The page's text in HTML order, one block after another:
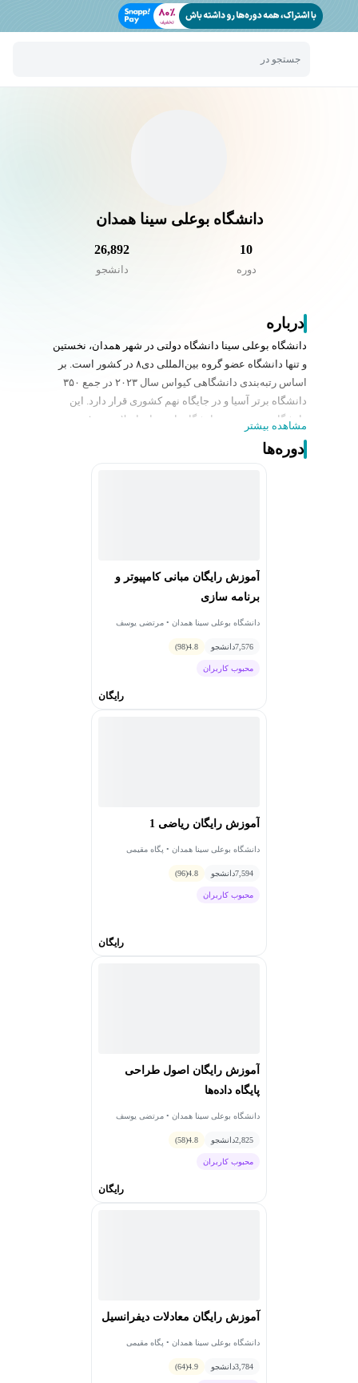
جستجو در
دانشگاه بوعلی سینا همدان
10
دوره
26,892
دانشجو
درباره
دانشگاه بوعلی سینا دانشگاه دولتی در شهر همدان، نخستین
و تنها دانشگاه عضو گروه بین‌المللی دی۸ در کشور است. بر
اساس رتبه‌بندی دانشگاهی کیواس سال ۲۰۲۳ در جمع ۳۵۰
دانشگاه برتر آسیا و در جایگاه نهم کشوری قرار دارد. این
دانشگاه در رتبه‌بندی دانشگاه‌های جهان اسلام رتبه ۸
دانشگاه‌های جامع کشور و هم تراز با دانشگاه اصفهان را
دارد. براساس گزارش مؤسسه رتبه‌بندی تایمز دانشگاه‌های
مشاهده بیشتر
دوره‌ها
آموزش رایگان مبانی کامپیوتر و
برنامه سازی
دانشگاه بوعلی سینا همدان • مرتضی یوسف
7,576دانشجو 4.8
(98)
محبوب کاربران
رایگان
آموزش رایگان ریاضی 1
دانشگاه بوعلی سینا همدان • پگاه مقیمی
7,594دانشجو 4.8
(96)
محبوب کاربران
رایگان
آموزش رایگان اصول طراحی
پایگاه داده‌ها
دانشگاه بوعلی سینا همدان • مرتضی یوسف
2,825دانشجو 4.8
(58)
محبوب کاربران
رایگان
آموزش رایگان معادلات دیفرانسیل
دانشگاه بوعلی سینا همدان • پگاه مقیمی
3,784دانشجو 4.9
(64)